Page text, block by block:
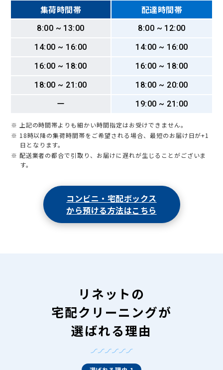
集荷時間帯 配達時間帯
8:00 ~ 13:00
8:00 ~ 12:00
14:00 ~ 16:00
14:00 ~ 16:00
16:00 ~ 18:00
16:00 ~ 18:00
18:00 ~ 21:00
18:00 ~ 20:00
ー
19:00 ~ 21:00
※ 上記の時間帯よりも細かい時間指定はお受けできません。
※ 18時以降の集荷時間帯をご希望される場合、最短のお届け日が+1
日となります。
※ 配送業者の都合で引取り、お届けに遅れが生じることがございま
す。
コンビニ・宅配ボックス
から預ける方法はこちら
リネットの
宅配クリーニングが
選ばれる理由